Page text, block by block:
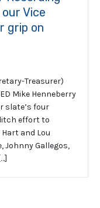
Vice
grip on
Treasurer)
Mike Henneberry
slate’s four
effort to
and Lou
Johnny Gallegos,